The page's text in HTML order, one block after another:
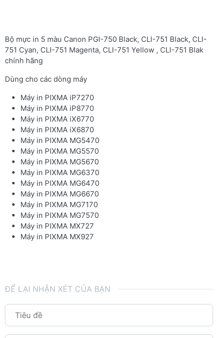
Bộ mực in 5 màu Canon PGI-750 Black, CLI-751 Black, CLI-
751 Cyan, CLI-751 Magenta, CLI-751 Yellow , CLI-751 Blak
chính hãng
Dùng cho các dòng máy
Máy in PIXMA iP7270
Máy in PIXMA iP8770
Máy in PIXMA iX6770
Máy in PIXMA iX6870
Máy in PIXMA MG5470
Máy in PIXMA MG5570
Máy in PIXMA MG5670
Máy in PIXMA MG6370
Máy in PIXMA MG6470
Máy in PIXMA MG6670
Máy in PIXMA MG7170
Máy in PIXMA MG7570
Máy in PIXMA MX727
Máy in PIXMA MX927
ĐỂ LẠI NHẬN XÉT CỦA BẠN